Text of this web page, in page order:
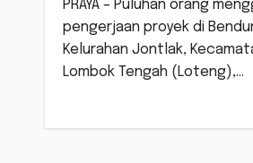
PRAYA – Puluhan orang
pengerjaan proyek di
Kelurahan Jontlak,
Lombok Tengah (Loteng),…